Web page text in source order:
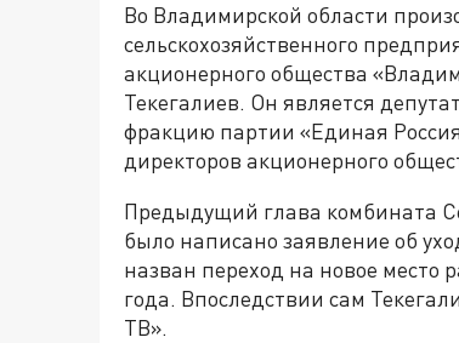
Во Владимирской области
сельскохозяйственного
акционерного общества
Текегалиев. Он является
фракцию партии «Единая
директоров акционерного
Предыдущий глава комбината
было написано заявление об
назван переход на новое место
года. Впоследствии сам
ТВ».